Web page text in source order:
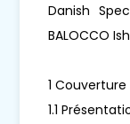
Danish
BALOCCO
1
1.1